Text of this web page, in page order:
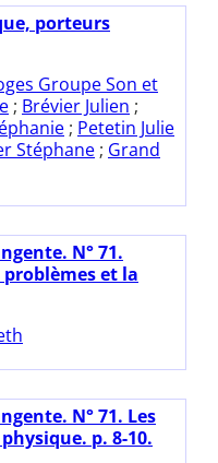
porteurs
Groupe Son et
; Brévier Julien ;
; Petetin Julie
Stéphane ; Grand
N° 71.
et la
N° 71. Les
p. 8-10.